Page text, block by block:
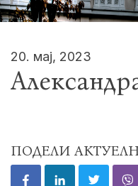
20. мај, 2023
ПОДЕЛИ